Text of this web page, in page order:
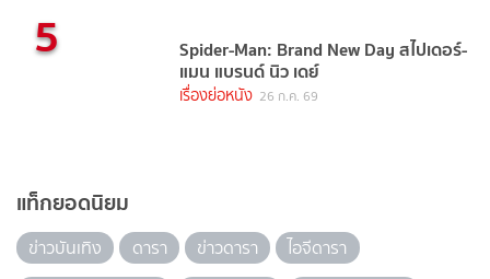
5 Spider-Man: Brand New Day สไปเดอร์-
แมน แบรนด์ นิว เดย์
เรื่องย่อหนัง 26 ก.ค. 69
แท็กยอดนิยม
ข่าวบันเทิง ดารา ข่าวดารา
ไอจีดารา